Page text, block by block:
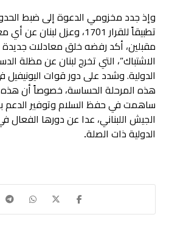
وإذ جدد مخزومي الدعوة إلى ضبط الحدود
تطبيقاً للقرار 1701، وعزل
مقبلين، أكد رفضه خلق معادلات
الاشتباك”، التي تخرج لبنان عن مظلة
الدولية. وشدد على دور قوات
هذه المرحلة الحساسة، خصوصاً أن هذه
ساهمت في حفظ السلام وتوفير الدعم
الجيش اللبناني، عدا عن دورها الفعال
الدولية ذات الصلة.